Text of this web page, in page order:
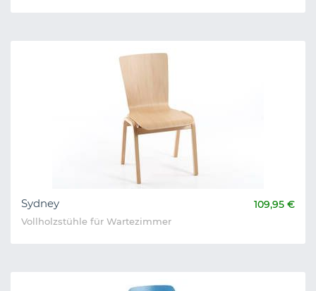
Sydney 109,95 €
Vollholzstühle für Wartezimmer